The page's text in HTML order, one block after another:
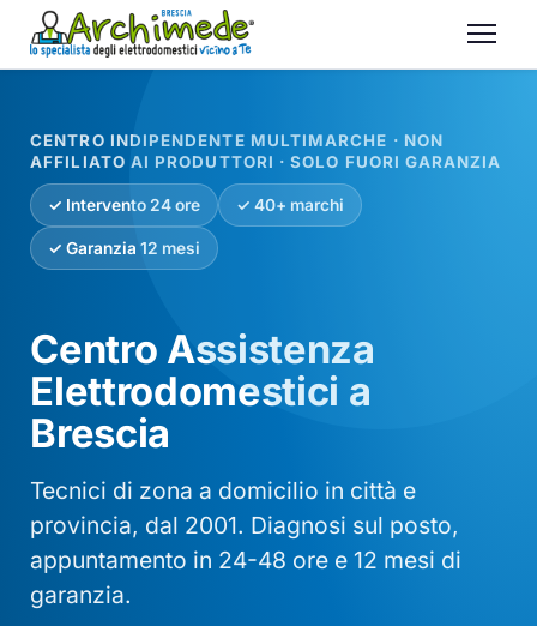
CENTRO INDIPENDENTE MULTIMARCHE · NON
AFFILIATO AI PRODUTTORI · SOLO FUORI GARANZIA
✓ Intervento 24 ore ✓ 40+ marchi
✓ Garanzia 12 mesi
Centro Assistenza
Elettrodomestici a
Brescia
Tecnici di zona a domicilio in città e
provincia, dal 2001. Diagnosi sul posto,
appuntamento in 24-48 ore e 12 mesi di
garanzia.